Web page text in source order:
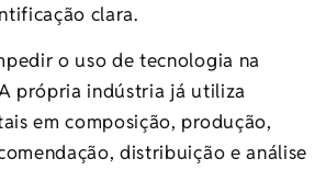
clara.
o uso de tecnologia na
própria indústria já utiliza
em composição, produção,
distribuição e análise